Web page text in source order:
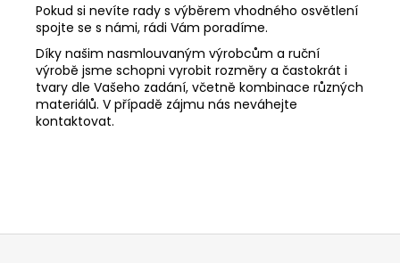
Pokud si nevíte rady s výběrem vhodného osvětlení
spojte se s námi, rádi Vám poradíme.
Díky našim nasmlouvaným výrobcům a ruční
výrobě jsme schopni vyrobit rozměry a častokrát i
tvary dle Vašeho zadání, včetně kombinace různých
materiálů. V případě zájmu nás neváhejte
kontaktovat.
Z